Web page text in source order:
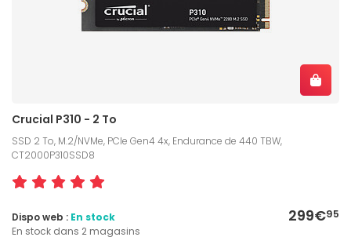
Crucial P310 - 2 To
SSD 2 To, M.2/NVMe, PCIe Gen4 4x, Endurance de 440 TBW,
CT2000P310SSD8
299€95
Dispo web : En stock
En stock dans 2 magasins